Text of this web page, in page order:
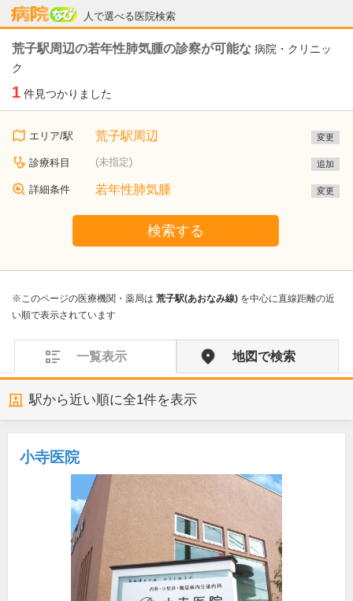
人で選べる医院検索
病院なび
荒子駅周辺の若年性肺気腫の診察が可能な 病院・クリニッ
ク
1 件見つかりました
エリア/駅 荒子駅周辺 変更
診療科目 (未指定) 追加
詳細条件 若年性肺気腫 変更
検索する
※このページの医療機関・薬局は 荒子駅(あおなみ線) を中心に直線距離の近
い順で表示されています
一覧表示 地図で検索
駅から近い順に全1件を表示
小寺医院